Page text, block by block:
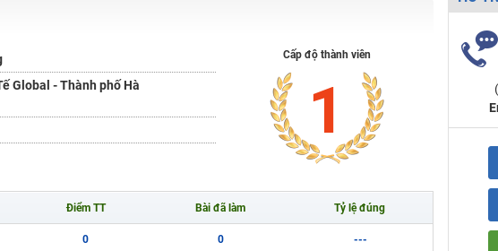
(Từ 16-18/07/2025)
viên giỏi và nổi tiếng
Global - Thành phố Hà
Cấp độ thành viên
1
Điểm TT Bài đã làm Tỷ lệ đúng
0 0 ---